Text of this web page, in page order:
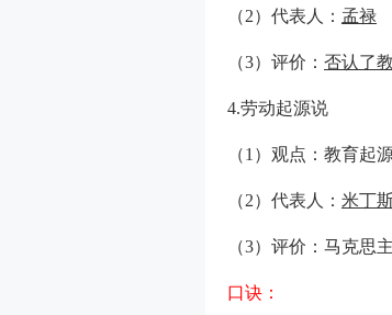
（2）代表人： 孟禄
（3）评价： 否认了
4.劳动起源说
（1）观点：教育起
（2）代表人： 米丁
（3）评价：马克思
口诀：